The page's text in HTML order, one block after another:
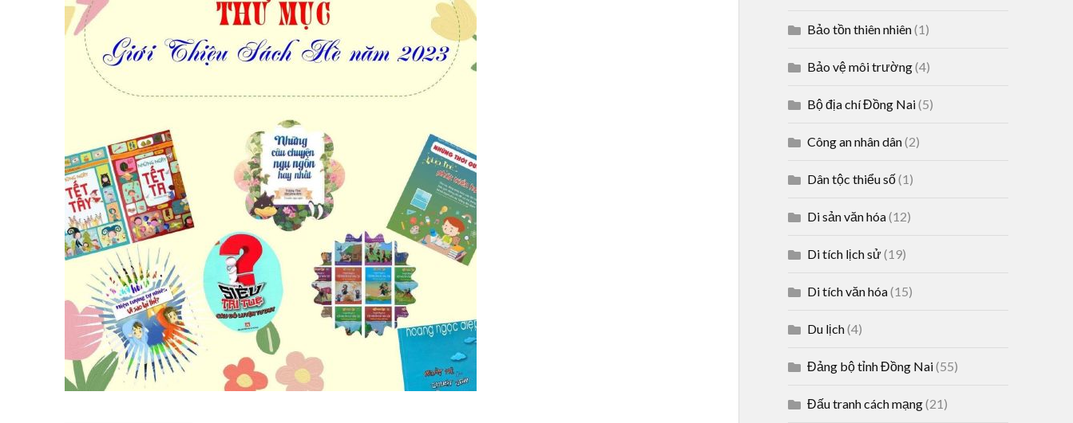
Bảo tồn thiên nhiên(1)
Bảo vệ môi trường(4)
Bộ địa chí Đồng Nai(5)
Công an nhân dân(2)
Dân tộc thiểu số(1)
Di sản văn hóa(12)
Di tích lịch sử(19)
Di tích văn hóa(15)
Du lịch(4)
Đảng bộ tỉnh Đồng Nai(55)
Đấu tranh cách mạng(21)